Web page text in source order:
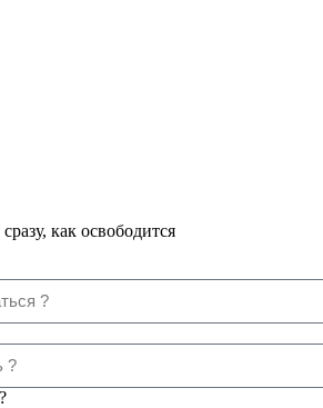
как освободится